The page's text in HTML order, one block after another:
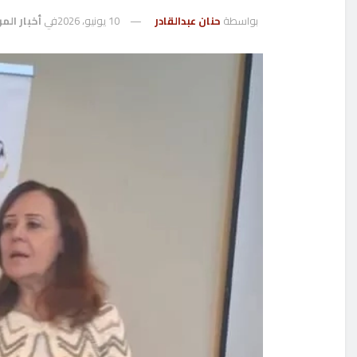
بواسطة حنان عبدالقادر 10 يونيو، 2026 فيأخبار